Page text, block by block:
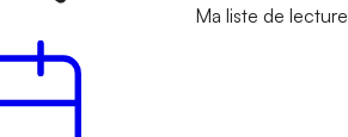
Ma liste de lecture